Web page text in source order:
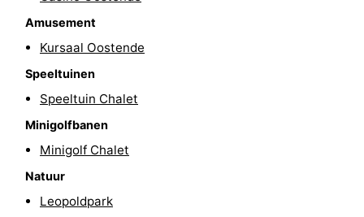
Paardrijden
Golfbanen
Surfen
Eten
drinken
Evenementen
Praktisch
Forum
Amusement
Kursaal Oostende
Speeltuinen
Speeltuin Chalet
Minigolfbanen
Minigolf Chalet
Natuur
Leopoldpark